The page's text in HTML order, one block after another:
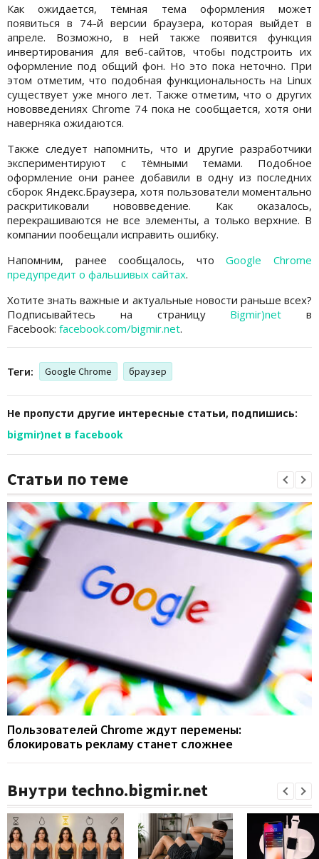
Как ожидается, тёмная тема оформления может
появиться в 74-й версии браузера, которая выйдет в
апреле. Возможно, в ней также появится функция
инвертирования для веб-сайтов, чтобы подстроить их
оформление под общий фон. Но это пока неточно. При
этом отметим, что подобная функциональность на Linux
существует уже много лет. Также отметим, что о других
нововведениях Chrome 74 пока не сообщается, хотя они
наверняка ожидаются.
Также следует напомнить, что и другие разработчики
экспериментируют с тёмными темами. Подобное
оформление они ранее добавили в одну из последних
сборок Яндекс.Браузера, хотя пользователи моментально
раскритиковали нововведение. Как оказалось,
перекрашиваются не все элементы, а только верхние. В
компании пообещали исправить ошибку.
Напомним, ранее сообщалось, чтоGoogle Chrome
предупредит о фальшивых сайтах.
Хотите знать важные и актуальные новости раньше всех?
Подписывайтесь на страницу Bigmir)net в
Facebook: facebook.com/bigmir.net.
Теги: Google Chrome браузер
Не пропусти другие интересные статьи, подпишись:
bigmir)net в facebook
Статьи по теме
Пользователей Chrome ждут перемены:
блокировать рекламу станет сложнее
Внутри techno.bigmir.net